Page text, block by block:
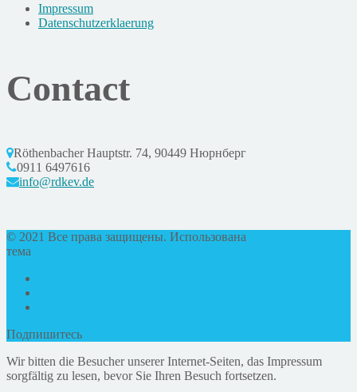
Impressum
Datenschutzerklaerung
Contact
Röthenbacher Hauptstr. 74, 90449 Нюрнберг
0911 6497616
info@rdkev.de
© 2021 Все права защищены. Использована
тема
Подпишитесь
Wir bitten die Besucher unserer Internet-Seiten, das Impressum
sorgfältig zu lesen, bevor Sie Ihren Besuch fortsetzen.